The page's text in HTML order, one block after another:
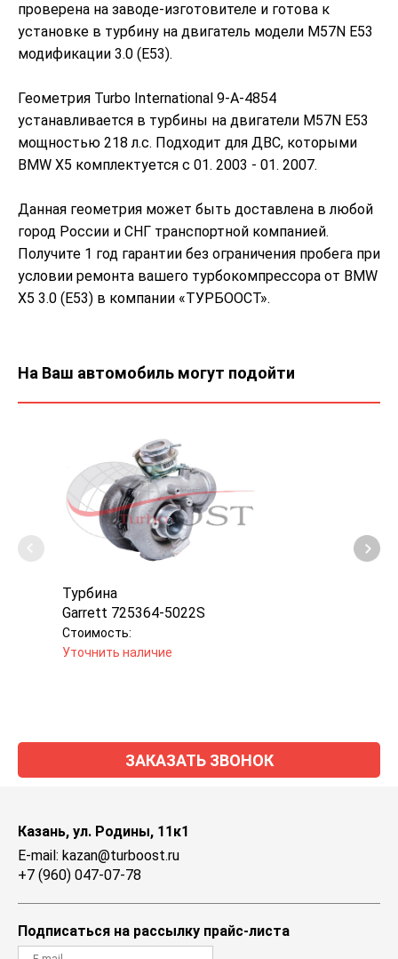
проверена на заводе-изготовителе и готова к
установке в турбину на двигатель модели M57N E53
модификации 3.0 (E53).
Геометрия Turbo International 9-A-4854
устанавливается в турбины на двигатели M57N E53
мощностью 218 л.с. Подходит для ДВС, которыми
BMW X5 комплектуется с 01. 2003 - 01. 2007.
Данная геометрия может быть доставлена в любой
город России и СНГ транспортной компанией.
Получите 1 год гарантии без ограничения пробега при
условии ремонта вашего турбокомпрессора от BMW
X5 3.0 (E53) в компании «ТУРБООСТ».
На Ваш автомобиль могут подойти
Турбина
Garrett 725364-5022S
Стоимость:
Уточнить наличие
ЗАКАЗАТЬ ЗВОНОК
Казань, ул. Родины, 11к1
E-mail: kazan@turboost.ru
+7 (960) 047-07-78
Подписаться на рассылку прайс-листа